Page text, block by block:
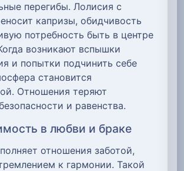
перегибы. Лолисия с
капризы, обидчивость
потребность быть в центре
возникают вспышки
и попытки подчинить себе
становится
Отношения теряют
и равенства.
в любви и браке
отношения заботой,
к гармонии. Такой